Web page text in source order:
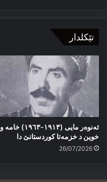
تێکلدار
ئەنوەر مایی (١٩١٣-١٩٦٣) خامە و
خوین د خزمەتا کوردستانێ دا
26/07/2026